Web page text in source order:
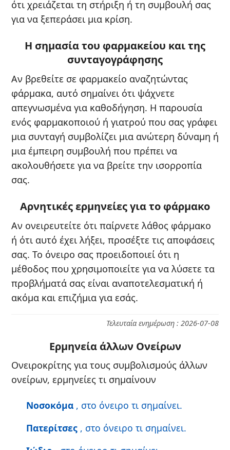
ότι χρειάζεται τη στήριξη ή τη συμβουλή σας
για να ξεπεράσει μια κρίση.
Η σημασία του φαρμακείου και της
συνταγογράφησης
Αν βρεθείτε σε φαρμακείο αναζητώντας
φάρμακα, αυτό σημαίνει ότι ψάχνετε
απεγνωσμένα για καθοδήγηση. Η παρουσία
ενός φαρμακοποιού ή γιατρού που σας γράφει
μια συνταγή συμβολίζει μια ανώτερη δύναμη ή
μια έμπειρη συμβουλή που πρέπει να
ακολουθήσετε για να βρείτε την ισορροπία
σας.
Αρνητικές ερμηνείες για το φάρμακο
Αν ονειρευτείτε ότι παίρνετε λάθος φάρμακο
ή ότι αυτό έχει λήξει, προσέξτε τις αποφάσεις
σας. Το όνειρο σας προειδοποιεί ότι η
μέθοδος που χρησιμοποιείτε για να λύσετε τα
προβλήματά σας είναι αναποτελεσματική ή
ακόμα και επιζήμια για εσάς.
Τελευταία ενημέρωση : 2026-07-08
Ερμηνεία άλλων Ονείρων
Ονειροκρίτης για τους συμβολισμούς άλλων
ονείρων, ερμηνείες τι σημαίνουν
Νοσοκόμα , στο όνειρο τι σημαίνει.
Πατερίτσες , στο όνειρο τι σημαίνει.